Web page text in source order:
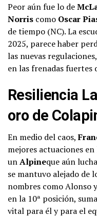
Peor aún fue lo de
Norris como Oscar
de tiempo (NC). La
2025, parece haber
las nuevas
en las frenadas fuertes
Resiliencia
oro de
En medio del caos,
mejores actuaciones
unAlpineque aún
se mantuvo alejado de
nombres como Alonso
en la 10ª posición,
vital para él y para el